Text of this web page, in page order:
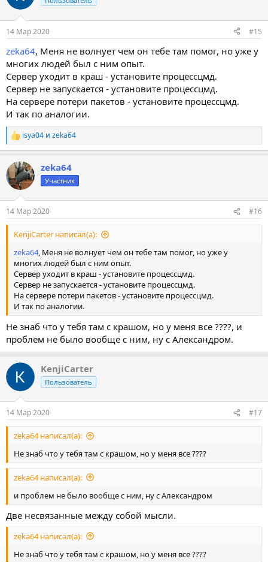
14 Мар 2020 #15
zeka64, Меня не волнует чем он тебе там помог, но уже у
многих людей был с ним опыт.
Сервер уходит в краш - установите процессцмд.
Сервер не запускается - установите процессцмд.
На сервере потери пакетов - установите процессцмд.
И так по аналогии.
Р
е
к
ц
и
isya04 и zeka64
zeka64
Участник
14 Мар 2020 #16
KenjiCarter написал(а):
zeka64, Меня не волнует чем он тебе там помог, но уже у
многих людей был с ним опыт.
Сервер уходит в краш - установите процессцмд.
Сервер не запускается - установите процессцмд.
На сервере потери пакетов - установите процессцмд.
И так по аналогии.
Не знаб что у тебя там с крашом, но у меня все ????, и
проблем не было вообще с ним, ну с Александром.
KenjiCarter
Пользователь
14 Мар 2020 #17
zeka64 написал(а):
Не знаб что у тебя там с крашом, но у меня все ????
zeka64 написал(а):
и проблем не было вообще с ним, ну с Александром
Две несвязанные между собой мысли.
zeka64 написал(а):
Не знаб что у тебя там с крашом, но у меня все ????